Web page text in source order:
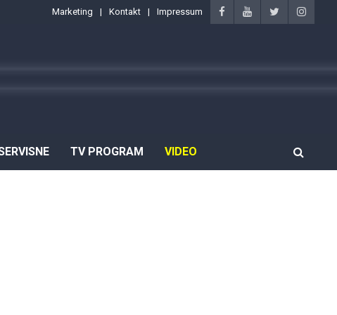
Marketing Kontakt Impressum
TV PROGRAM VIDEO